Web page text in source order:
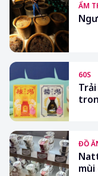
ẨM
60S
ĐỒ
mùi